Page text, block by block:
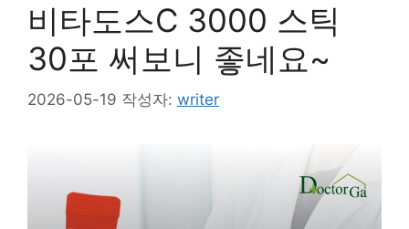
비타도스C 3000 스틱
30포 써보니 좋네요~
2026-05-19 작성자: writer